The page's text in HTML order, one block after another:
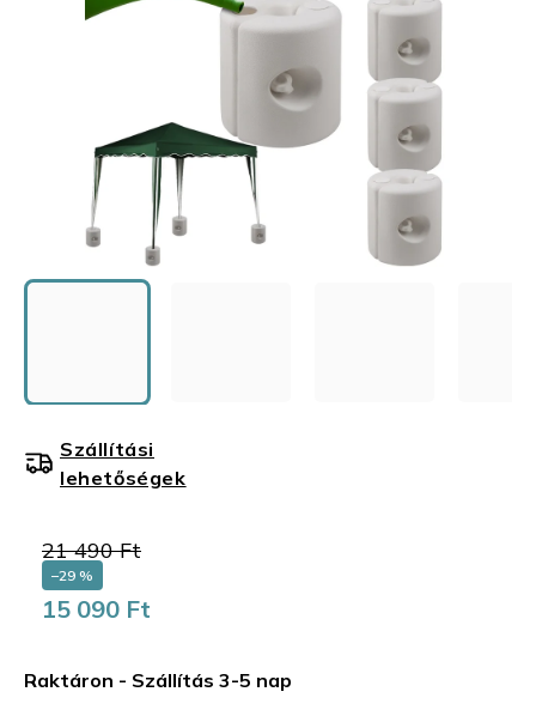
21 490 Ft
–29 %
15 090 Ft
Raktáron - Szállítás 3-5 nap
Szállítási
lehetőségek